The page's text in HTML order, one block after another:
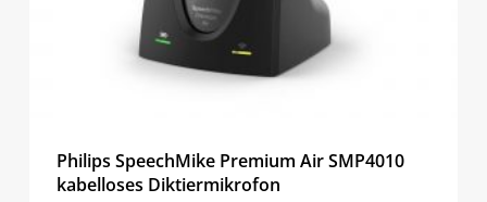
Philips SpeechMike Premium Air SMP4010
kabelloses Diktiermikrofon